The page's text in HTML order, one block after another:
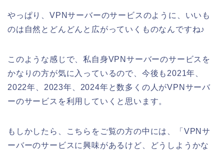
やっぱり、VPNサーバーのサービスのように、いいも
のは自然とどんどんと広がっていくものなんですね♪
このような感じで、私自身VPNサーバーのサービスを
かなりの方が気に入っているので、今後も2021年、
2022年、2023年、2024年と数多くの人がVPNサーバ
ーのサービスを利用していくと思います。
もしかしたら、こちらをご覧の方の中には、「VPNサ
ーバーのサービスに興味があるけど、どうしようかな